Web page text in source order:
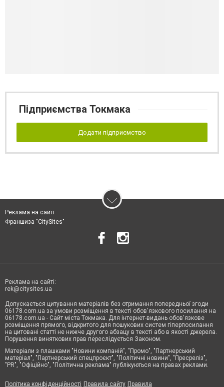
Підприємства Токмака
Додати підприємство
Реклама на сайті
Франшиза "CitySites"
Реклама на сайті:
rek@citysites.ua
Допускається цитування матеріалів без отримання попередньої згоди
06178.com.ua за умови розміщення в тексті обов'язкового посилання на
06178.com.ua - Сайт міста Токмака. Для інтернет-видань обов'язкове
розміщення прямого, відкритого для пошукових систем гіперпосилання
на цитовані статті не нижче другого абзацу в тексті або в якості джерела.
Порушення виняткових прав переслідується Законом.
Матеріали з плашками "Новини компаній", "Промо", "Партнерський
матеріал", "Партнерський спецпроєкт", "Політичні новини", "Пресреліз",
"PR", "Офіційно", "Політична реклама" публікуються на правах реклами.
Політика конфіденційності Правила сайту Правила